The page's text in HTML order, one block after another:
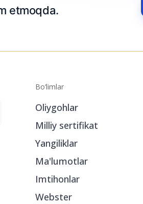
Bo‘limlar
Oliygohlar
Milliy sertifikat